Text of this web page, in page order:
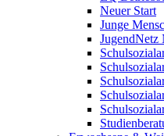
Neuer Start
Junge
JugendNetz